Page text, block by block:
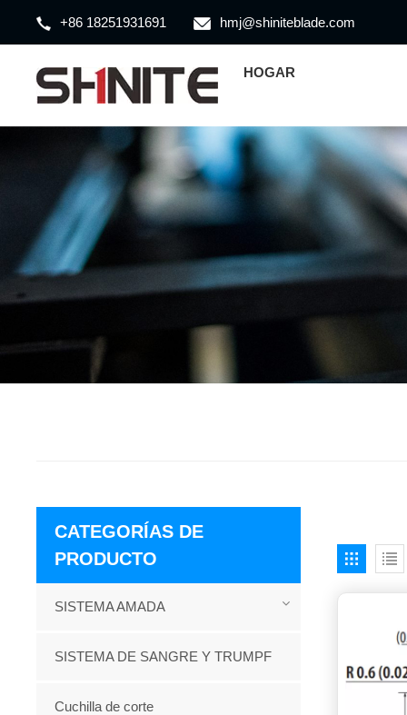
+86 18251931691 hmj@shiniteblade.com
HOGAR
CATEGORÍAS DE
PRODUCTO
SISTEMA AMADA
SISTEMA DE SANGRE Y TRUMPF
Cuchilla de corte